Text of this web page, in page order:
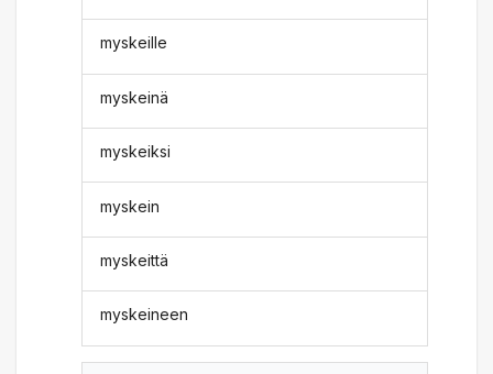
myskeille
myskeinä
myskeiksi
myskein
myskeittä
myskeineen